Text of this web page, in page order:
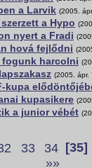
a Larvik (2005.
a Hypo
nyert a Fradi
hová fejlődni
fogunk harcolni
(2005. ápr.
kupa
kupasikere
a junior vébét
33 34 [35]
»»